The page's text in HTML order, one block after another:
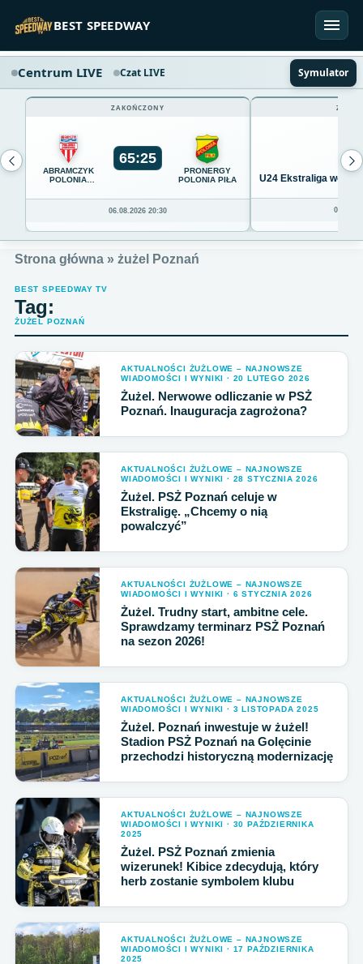
BEST SPEEDWAY
Centrum LIVE Czat LIVE Symulator
ZAKOŃCZONY
ABRAMCZYK
POLONIA
65:25
PRONERGY
POLONIA PIŁA
06.08.2026 20:30
U24 Ekstraliga we
Strona główna » żużel Poznań
BEST SPEEDWAY TV
Tag:
ŻUŻEL POZNAŃ
AKTUALNOŚCI ŻUŻLOWE – NAJNOWSZE
WIADOMOŚCI I WYNIKI · 20 LUTEGO 2026
Żużel. Nerwowe odliczanie w PSŻ
Poznań. Inauguracja zagrożona?
AKTUALNOŚCI ŻUŻLOWE – NAJNOWSZE
WIADOMOŚCI I WYNIKI · 28 STYCZNIA 2026
Żużel. PSŻ Poznań celuje w
Ekstraligę. „Chcemy o nią
powalczyć”
AKTUALNOŚCI ŻUŻLOWE – NAJNOWSZE
WIADOMOŚCI I WYNIKI · 6 STYCZNIA 2026
Żużel. Trudny start, ambitne cele.
Sprawdzamy terminarz PSŻ Poznań
na sezon 2026!
AKTUALNOŚCI ŻUŻLOWE – NAJNOWSZE
WIADOMOŚCI I WYNIKI · 3 LISTOPADA 2025
Żużel. Poznań inwestuje w żużel!
Stadion PSŻ Poznań na Golęcinie
przechodzi historyczną modernizację
AKTUALNOŚCI ŻUŻLOWE – NAJNOWSZE
WIADOMOŚCI I WYNIKI · 30 PAŹDZIERNIKA
2025
Żużel. PSŻ Poznań zmienia
wizerunek! Kibice zdecydują, który
herb zostanie symbolem klubu
AKTUALNOŚCI ŻUŻLOWE – NAJNOWSZE
WIADOMOŚCI I WYNIKI · 17 PAŹDZIERNIKA
2025